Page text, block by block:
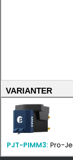
VARIANTER
PJT-PIMM3: Pro-